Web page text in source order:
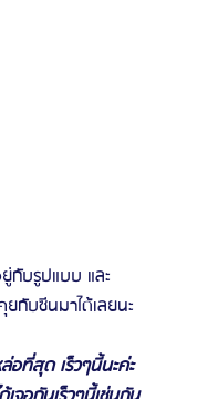
กับรูปแบบ และ
บซีนมาได้เลยนะ
อที่สุด เร็วๆนี้นะค่ะ